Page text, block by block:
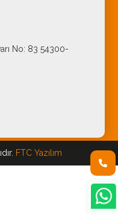
No: 83 54300-
FTC Yazılım